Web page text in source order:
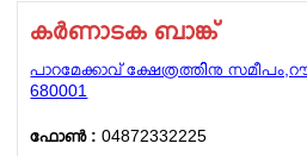
കർണാടക ബാങ്ക്
പാറമേക്കാവ് ക്ഷേത്രത്തിനു
680001
ഫോണ്‍ : 04872332225